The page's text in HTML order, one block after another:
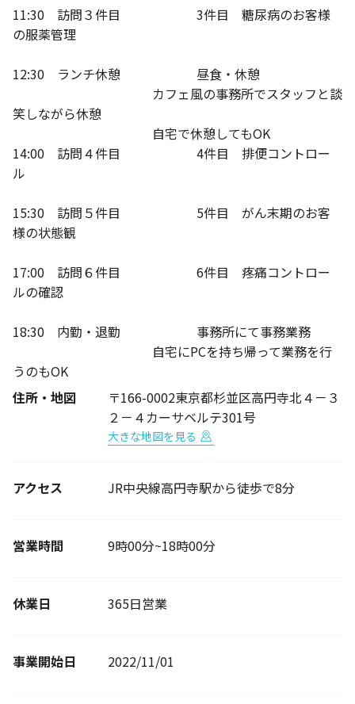
11:30 訪問３件目 3件目 糖尿病のお客様
の服薬管理
12:30 ランチ休憩 昼食・休憩
カフェ風の事務所でスタッフと談
笑しながら休憩
自宅で休憩してもOK
14:00 訪問４件目 4件目 排便コントロー
ル
15:30 訪問５件目 5件目 がん末期のお客
様の状態観
17:00 訪問６件目 6件目 疼痛コントロー
ルの確認
18:30 内勤・退勤 事務所にて事務業務
自宅にPCを持ち帰って業務を行
うのもOK
住所・地図
〒166-0002東京都杉並区高円寺北４－３
２－４カーサベルテ301号
大きな地図を見る
アクセス JR中央線高円寺駅から徒歩で8分
営業時間 9時00分~18時00分
休業日 365日営業
事業開始日 2022/11/01